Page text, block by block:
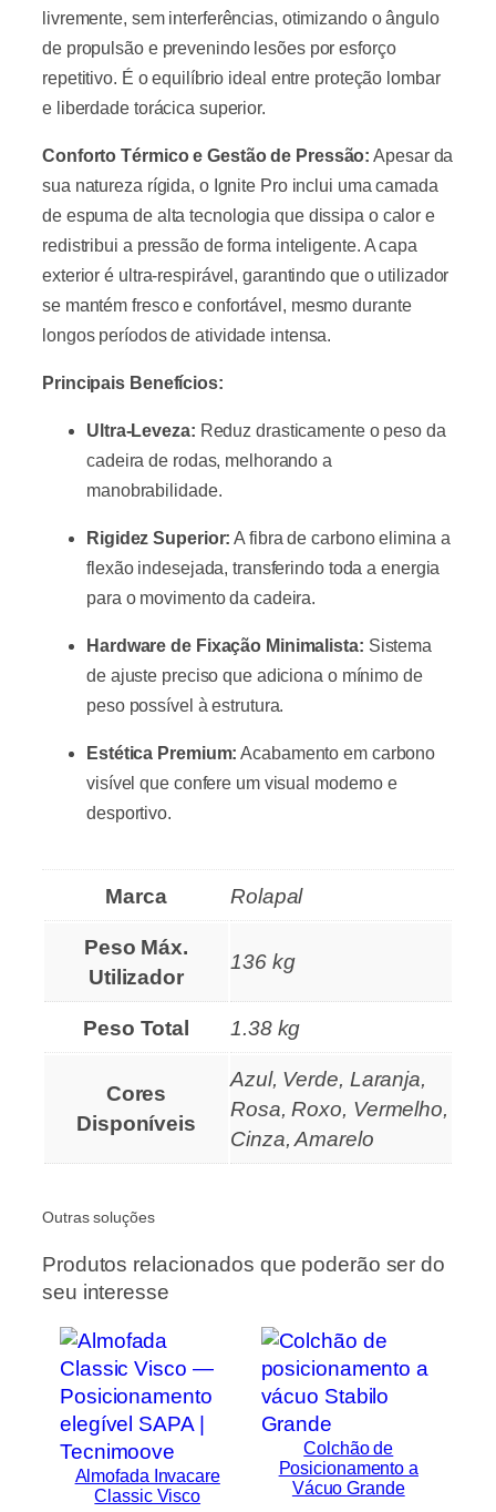
livremente, sem interferências, otimizando o ângulo
de propulsão e prevenindo lesões por esforço
repetitivo. É o equilíbrio ideal entre proteção lombar
e liberdade torácica superior.
Conforto Térmico e Gestão de Pressão: Apesar da
sua natureza rígida, o Ignite Pro inclui uma camada
de espuma de alta tecnologia que dissipa o calor e
redistribui a pressão de forma inteligente. A capa
exterior é ultra-respirável, garantindo que o utilizador
se mantém fresco e confortável, mesmo durante
longos períodos de atividade intensa.
Principais Benefícios:
Ultra-Leveza: Reduz drasticamente o peso da
cadeira de rodas, melhorando a
manobrabilidade.
Rigidez Superior: A fibra de carbono elimina a
flexão indesejada, transferindo toda a energia
para o movimento da cadeira.
Hardware de Fixação Minimalista: Sistema
de ajuste preciso que adiciona o mínimo de
peso possível à estrutura.
Estética Premium: Acabamento em carbono
visível que confere um visual moderno e
desportivo.
Marca Rolapal
Peso Máx.
Utilizador
136 kg
Peso Total 1.38 kg
Cores
Disponíveis
Azul, Verde, Laranja,
Rosa, Roxo, Vermelho,
Cinza, Amarelo
Outras soluções
Produtos relacionados que poderão ser do
seu interesse
Almofada Invacare
Classic Visco
Colchão de
Posicionamento a
Vácuo Grande